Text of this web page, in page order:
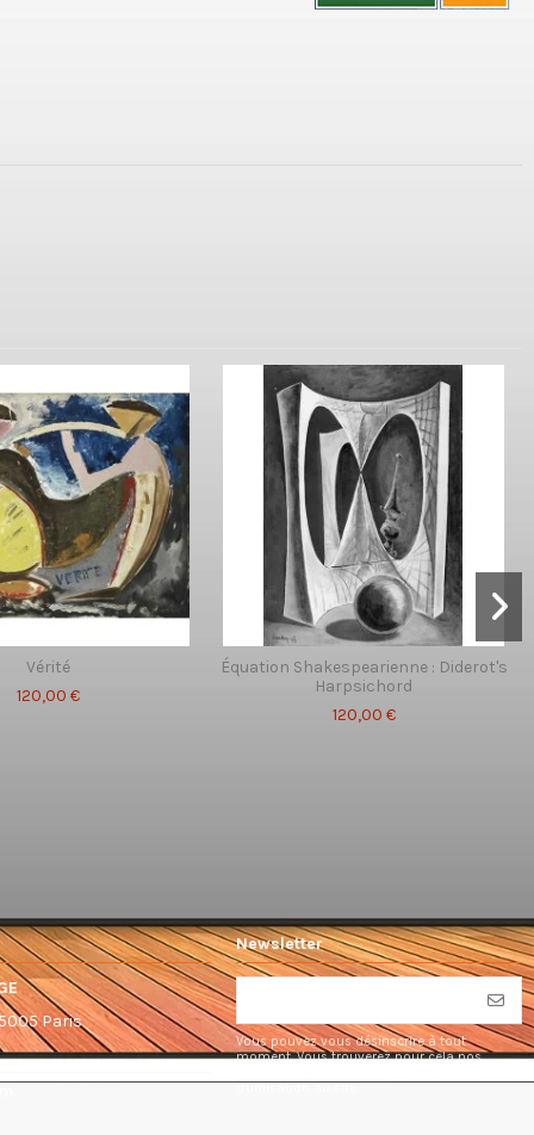
Vérité
120,00 €
Équation Shakespearienne : Diderot's
Harpsichord
120,00 €
Paris
Newsletter
Vous pouvez vous désinscrire à tout
moment. Vous trouverez pour cela nos